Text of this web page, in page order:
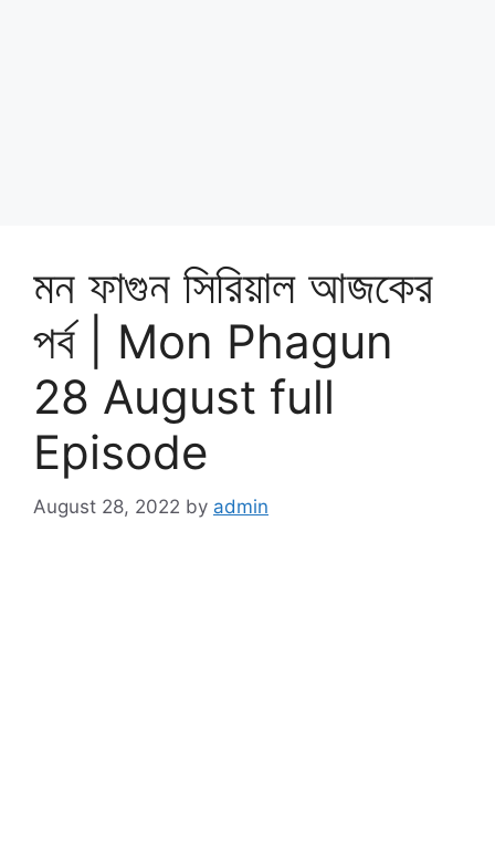
মন ফাগুন সিরিয়াল আজকের
পর্ব | Mon Phagun
28 August full
Episode
August 28, 2022 by admin